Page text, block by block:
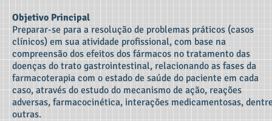
Objetivo Principal
Preparar-se para a resolução de problemas práticos (casos
clínicos) em sua atividade profissional, com base na
compreensão dos efeitos dos fármacos no tratamento das
doenças do trato gastrointestinal, relacionando as fases da
farmacoterapia com o estado de saúde do paciente em cada
caso, através do estudo do mecanismo de ação, reações
adversas, farmacocinética, interações medicamentosas,
outras.